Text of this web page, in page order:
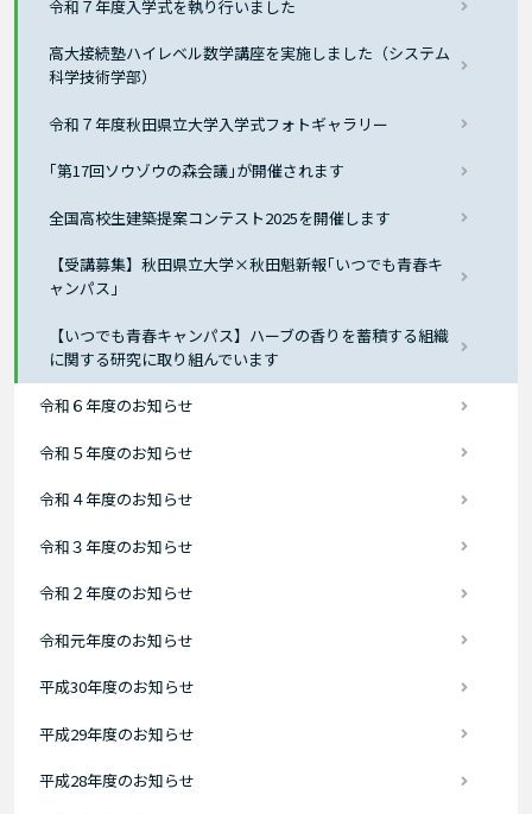
令和７年度入学式を執り行いました
高大接続塾ハイレベル数学講座を実施しました（システム
科学技術学部）
令和７年度秋田県立大学入学式フォトギャラリー
｢第17回ソウゾウの森会議｣が開催されます
全国高校生建築提案コンテスト2025を開催します
【受講募集】秋田県立大学×秋田魁新報｢いつでも青春キ
ャンパス｣
【いつでも青春キャンパス】ハーブの香りを蓄積する組織
に関する研究に取り組んでいます
令和６年度のお知らせ
令和５年度のお知らせ
令和４年度のお知らせ
令和３年度のお知らせ
令和２年度のお知らせ
令和元年度のお知らせ
平成30年度のお知らせ
平成29年度のお知らせ
平成28年度のお知らせ